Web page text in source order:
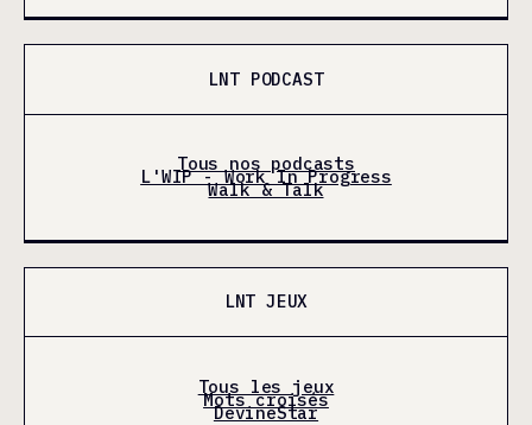
LNT PODCAST
Tous nos podcasts
L'WIP - Work In Progress
Walk & Talk
LNT JEUX
Tous les jeux
Mots croisés
DevineStar